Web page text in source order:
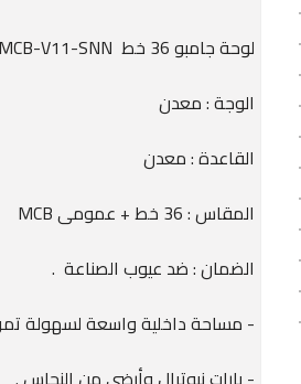
لوحة جامبو 36 خط MCB-V11-SNN بالعمومى
الوجة : معدن
القاعدة : معدن
المقاس : 36 خط + عمومى MCB
الضمان : ضد عيوب الصناعة .
- مساحة داخلية واسعة لسهولة